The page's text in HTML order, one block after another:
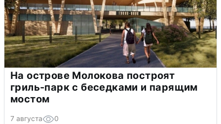
На острове Молокова построят
гриль-парк с беседками и парящим
мостом
7 августа 0